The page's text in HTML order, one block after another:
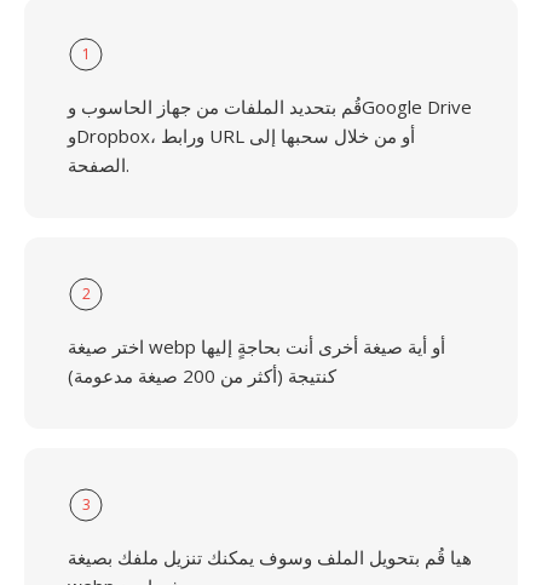
1
قُم بتحديد الملفات من جهاز الحاسوب وGoogle Drive
وDropbox، ورابط URL أو من خلال سحبها إلى
الصفحة.
2
اختر صيغة webp أو أية صيغة أخرى أنت بحاجةٍ إليها
كنتيجة (أكثر من 200 صيغة مدعومة)
3
هيا قُم بتحويل الملف وسوف يمكنك تنزيل ملفك بصيغة